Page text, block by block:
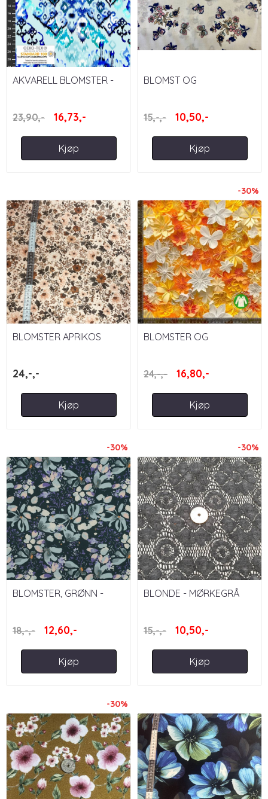
AKVARELL BLOMSTER -
23,90,-
16,73,-
Kjøp
BLOMST OG
15,-,- 10,50,-
Kjøp
BLOMSTER APRIKOS
24,-,-
Kjøp
-30%
BLOMSTER OG
24,-,- 16,80,-
Kjøp
-30%
BLOMSTER, GRØNN -
18,-,- 12,60,-
Kjøp
-30%
BLONDE - MØRKEGRÅ
15,-,- 10,50,-
Kjøp
-30%